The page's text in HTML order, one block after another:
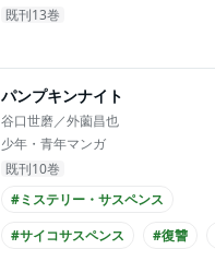
既刊13巻
パンプキンナイト
谷口世磨／外薗昌也
少年・青年マンガ
既刊10巻
#ミステリー・サスペンス
#サイコサスペンス
#復讐